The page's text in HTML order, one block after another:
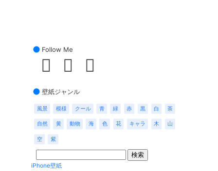
Follow Me
壁紙ジャンル
風景 模様 クール 青 緑 赤 黒 白 茶
自然 黄 動物 海 色 花 キャラ 木 山
空 紫
iPhone壁紙